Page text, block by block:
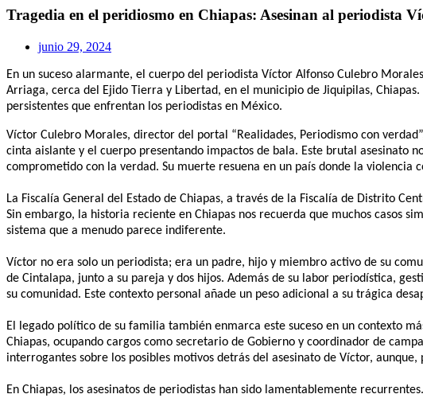
Tragedia en el peridiosmo en Chiapas: Asesinan al periodista
junio 29, 2024
En un suceso alarmante, el cuerpo del periodista Víctor Alfonso Culebro
Arriaga, cerca del Ejido Tierra y Libertad, en el municipio de Jiquipilas,
persistentes que enfrentan los periodistas en México.
Víctor Culebro Morales, director del portal “Realidades, Periodismo con
cinta aislante y el cuerpo presentando impactos de bala. Este brutal asesinato
comprometido con la verdad. Su muerte resuena en un país donde la violencia
La Fiscalía General del Estado de Chiapas, a través de la Fiscalía de Distrito
Sin embargo, la historia reciente en Chiapas nos recuerda que muchos casos
sistema que a menudo parece indiferente.
Víctor no era solo un periodista; era un padre, hijo y miembro activo de su
de Cintalapa, junto a su pareja y dos hijos. Además de su labor periodística,
su comunidad. Este contexto personal añade un peso adicional a su trágica
El legado político de su familia también enmarca este suceso en un contexto
Chiapas, ocupando cargos como secretario de Gobierno y coordinador de
interrogantes sobre los posibles motivos detrás del asesinato de Víctor,
En Chiapas, los asesinatos de periodistas han sido lamentablemente